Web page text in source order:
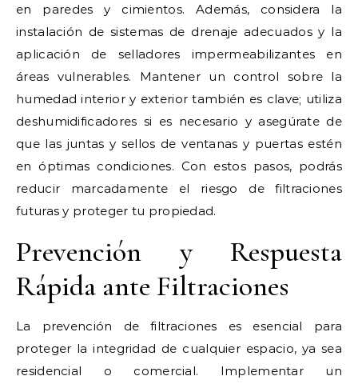
en paredes y cimientos. Además, considera la
instalación de sistemas de drenaje adecuados y la
aplicación de selladores impermeabilizantes en
áreas vulnerables. Mantener un control sobre la
humedad interior y exterior también es clave; utiliza
deshumidificadores si es necesario y asegúrate de
que las juntas y sellos de ventanas y puertas estén
en óptimas condiciones. Con estos pasos, podrás
reducir marcadamente el riesgo de filtraciones
futuras y proteger tu propiedad.
Prevención y Respuesta
Rápida ante Filtraciones
La prevención de filtraciones es esencial para
proteger la integridad de cualquier espacio, ya sea
residencial o comercial. Implementar un